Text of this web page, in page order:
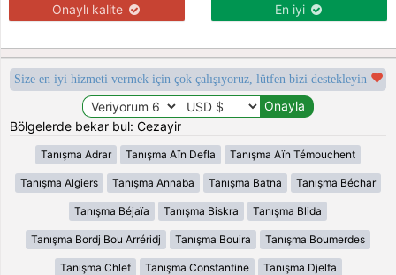
Onaylı kalite En iyi
Size en iyi hizmeti vermek için çok çalışıyoruz, lütfen bizi destekleyin
Bölgelerde bekar bul: Cezayir
Tanışma Adrar Tanışma Aïn Defla Tanışma Aïn Témouchent
Tanışma Algiers Tanışma Annaba Tanışma Batna Tanışma Béchar
Tanışma Béjaïa Tanışma Biskra Tanışma Blida
Tanışma Bordj Bou Arréridj Tanışma Bouira Tanışma Boumerdes
Tanışma Chlef Tanışma Constantine Tanışma Djelfa